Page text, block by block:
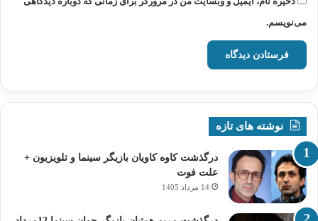
می‌نویسم.
نوشته های تازه
درگذشت کاوه کاویان بازیگر سینما و تلویزیون +
علت فوت
14 مرداد 1405